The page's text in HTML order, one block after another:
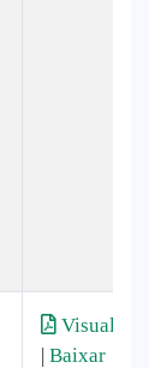
Visualizar
| Baixar